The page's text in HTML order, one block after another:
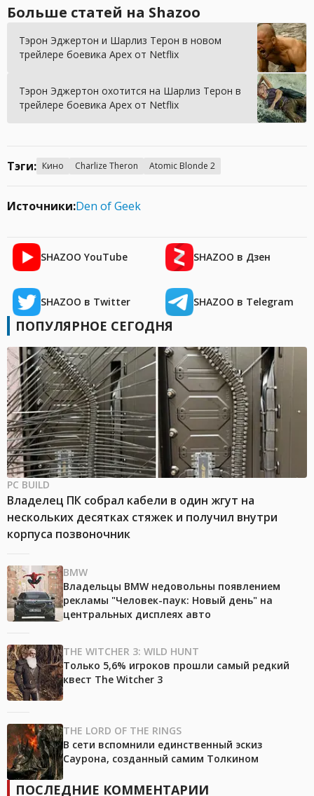
Больше статей на Shazoo
Тэрон Эджертон и Шарлиз Терон в новом
трейлере боевика Apex от Netflix
Тэрон Эджертон охотится на Шарлиз Терон в
трейлере боевика Apex от Netflix
Тэги: Кино Charlize Theron Atomic Blonde 2
Источники:Den of Geek
SHAZOO YouTube SHAZOO в Дзен
SHAZOO в Twitter SHAZOO в Telegram
ПОПУЛЯРНОЕ СЕГОДНЯ
PC BUILD
Владелец ПК собрал кабели в один жгут на
нескольких десятках стяжек и получил внутри
корпуса позвоночник
BMW
Владельцы BMW недовольны появлением
рекламы "Человек-паук: Новый день" на
центральных дисплеях авто
THE WITCHER 3: WILD HUNT
Только 5,6% игроков прошли самый редкий
квест The Witcher 3
THE LORD OF THE RINGS
В сети вспомнили единственный эскиз
Саурона, созданный самим Толкином
ПОСЛЕДНИЕ КОММЕНТАРИИ